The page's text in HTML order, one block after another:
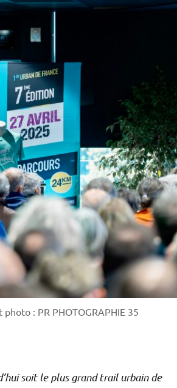
: PR PHOTOGRAPHIE 35
soit le plus grand trail urbain de